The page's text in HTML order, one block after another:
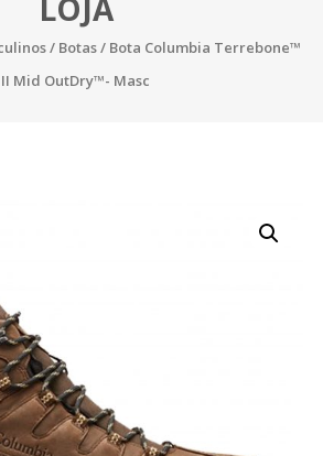
LOJA
/ Botas/ Bota Columbia Terrebone™
II Mid OutDry™- Masc